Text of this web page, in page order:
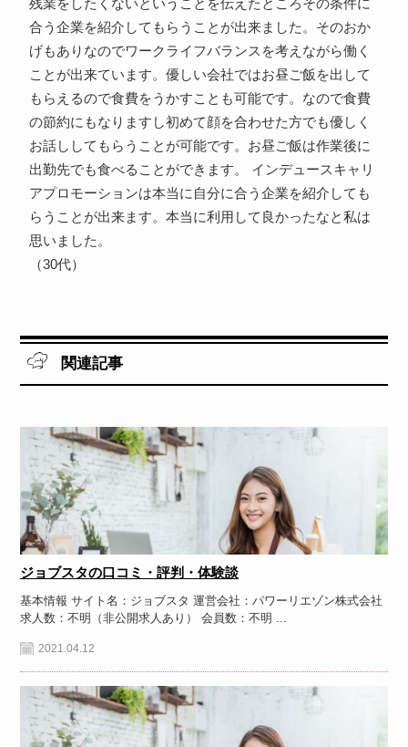
残業をしたくないということを伝えたところその条件に
合う企業を紹介してもらうことが出来ました。そのおか
げもありなのでワークライフバランスを考えながら働く
ことが出来ています。優しい会社ではお昼ご飯を出して
もらえるので食費をうかすことも可能です。なので食費
の節約にもなりますし初めて顔を合わせた方でも優しく
お話ししてもらうことが可能です。お昼ご飯は作業後に
出勤先でも食べることができます。 インデュースキャリ
アプロモーションは本当に自分に合う企業を紹介しても
らうことが出来ます。本当に利用して良かったなと私は
思いました。
（30代）
関連記事
ジョブスタの口コミ・評判・体験談
基本情報 サイト名：ジョブスタ 運営会社：パワーリエゾン株式会社
求人数：不明（非公開求人あり） 会員数：不明 ...
2021.04.12